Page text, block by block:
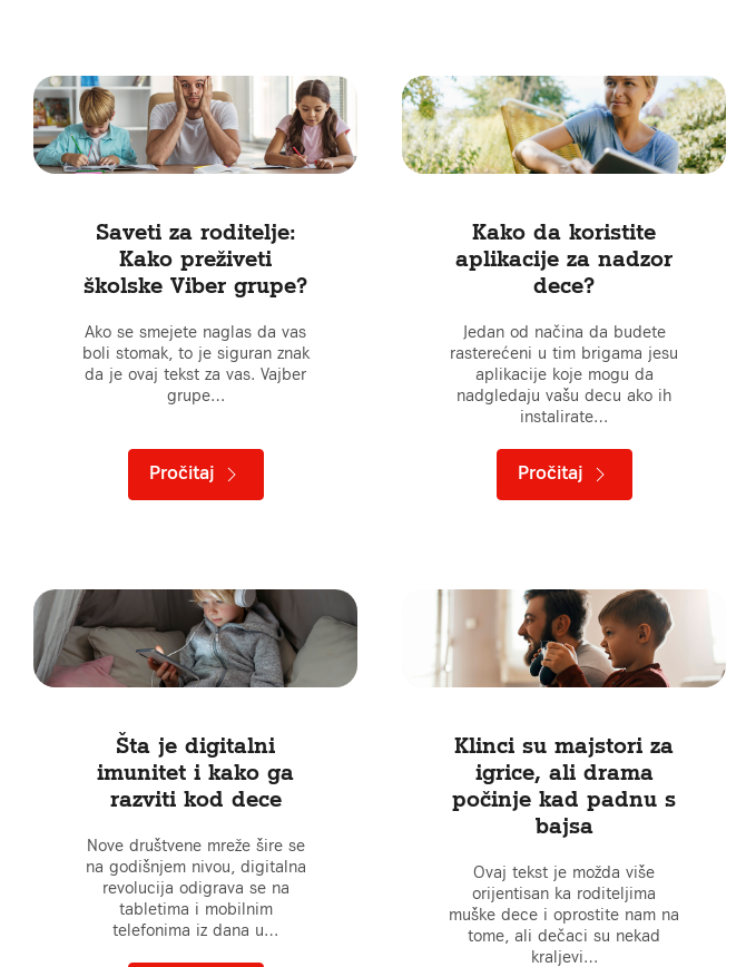
Saveti za roditelje:
Kako preživeti
školske Viber grupe?
Ako se smejete naglas da vas
boli stomak, to je siguran znak
da je ovaj tekst za vas. Vajber
grupe…
Pročitaj
Kako da koristite
aplikacije za nadzor
dece?
Jedan od načina da budete
rasterećeni u tim brigama jesu
aplikacije koje mogu da
nadgledaju vašu decu ako ih
instalirate…
Pročitaj
Šta je digitalni
imunitet i kako ga
razviti kod dece
Nove društvene mreže šire se
na godišnjem nivou, digitalna
revolucija odigrava se na
tabletima i mobilnim
telefonima iz dana u…
Klinci su majstori za
igrice, ali drama
počinje kad padnu s
bajsa
Ovaj tekst je možda više
orijentisan ka roditeljima
muške dece i oprostite nam na
tome, ali dečaci su nekad
kraljevi…